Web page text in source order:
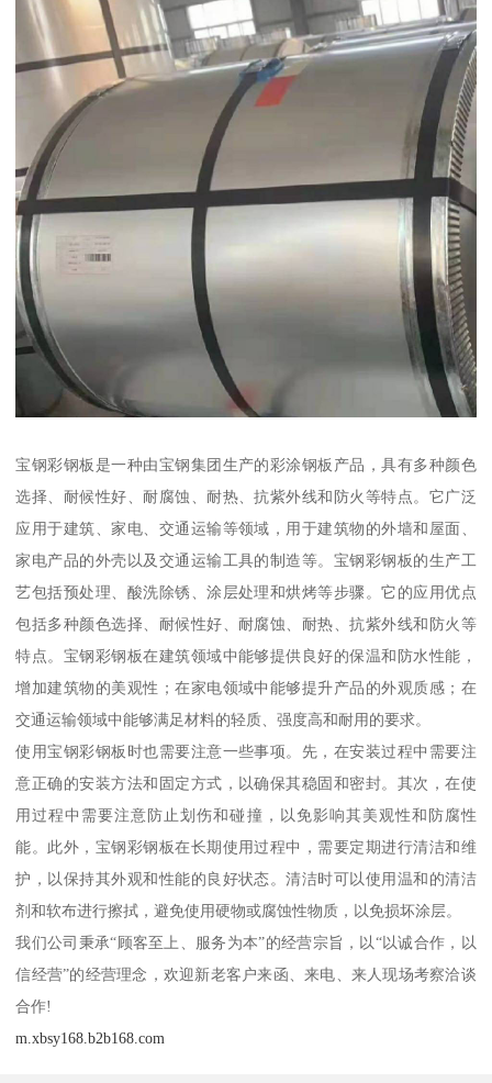
宝钢彩钢板是一种由宝钢集团生产的彩涂钢板产品，具有多种颜色
选择、耐候性好、耐腐蚀、耐热、抗紫外线和防火等特点。它广泛
应用于建筑、家电、交通运输等领域，用于建筑物的外墙和屋面、
家电产品的外壳以及交通运输工具的制造等。宝钢彩钢板的生产工
艺包括预处理、酸洗除锈、涂层处理和烘烤等步骤。它的应用优点
包括多种颜色选择、耐候性好、耐腐蚀、耐热、抗紫外线和防火等
特点。宝钢彩钢板在建筑领域中能够提供良好的保温和防水性能，
增加建筑物的美观性；在家电领域中能够提升产品的外观质感；在
交通运输领域中能够满足材料的轻质、强度高和耐用的要求。
使用宝钢彩钢板时也需要注意一些事项。先，在安装过程中需要注
意正确的安装方法和固定方式，以确保其稳固和密封。其次，在使
用过程中需要注意防止划伤和碰撞，以免影响其美观性和防腐性
能。此外，宝钢彩钢板在长期使用过程中，需要定期进行清洁和维
护，以保持其外观和性能的良好状态。清洁时可以使用温和的清洁
剂和软布进行擦拭，避免使用硬物或腐蚀性物质，以免损坏涂层。
我们公司秉承“顾客至上、服务为本”的经营宗旨，以“以诚合作，以
信经营”的经营理念，欢迎新老客户来函、来电、来人现场考察洽谈
合作!
m.xbsy168.b2b168.com